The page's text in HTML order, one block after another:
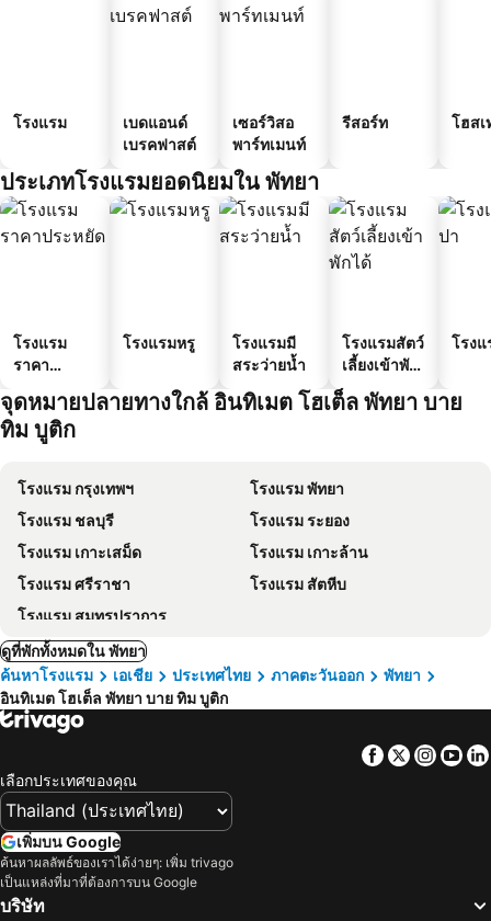
โรงแรม
เบดแอนด์
เบรคฟาสต์
เซอร์วิสอ
พาร์ทเมนท์
รีสอร์ท โฮสเ
ประเภทโรงแรมยอดนิยมใน พัทยา
โรงแรม
ราคา
โรงแรมหรู
โรงแรมมี
สระว่ายน้ำ
โรงแรมสัตว์
เลี้ยงเข้าพัก
ได้
โรง
จุดหมายปลายทางใกล้ อินทิเมต โฮเต็ล พัทยา บาย
ทิม บูติก
โรงแรม กรุงเทพฯ
โรงแรม พัทยา
โรงแรม ชลบุรี
โรงแรม ระยอง
โรงแรม เกาะเสม็ด
โรงแรม เกาะล้าน
โรงแรม ศรีราชา
โรงแรม สัตหีบ
โรงแรม สมุทรปราการ
ดูที่พักทั้งหมดใน พัทยา
ค้นหาโรงแรม
เอเชีย ประเทศไทย ภาคตะวันออก
พัทยา
อินทิเมต โฮเต็ล พัทยา บาย ทิม บูติก
Facebook
Twitter
เลือกประเทศของคุณ
เพิ่มบน Google
ค้นหาผลลัพธ์ของเราได้ง่ายๆ: เพิ่ม trivago
เป็นแหล่งที่มาที่ต้องการบน Google
บริษัท